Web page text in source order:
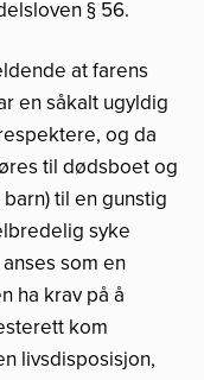
§ 56.
at farens
en såkalt ugyldig
og da
til dødsboet og
til en gunstig
syke
som en
ha krav på å
kom
livsdisposisjon,